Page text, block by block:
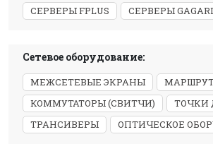
СЕРВЕРЫ FPLUS
СЕРВЕРЫ
Сетевое оборудование:
МЕЖСЕТЕВЫЕ ЭКРАНЫ
КОММУТАТОРЫ (СВИТЧИ)
ТОЧКИ
ТРАНСИВЕРЫ
ОПТИЧЕСКОЕ